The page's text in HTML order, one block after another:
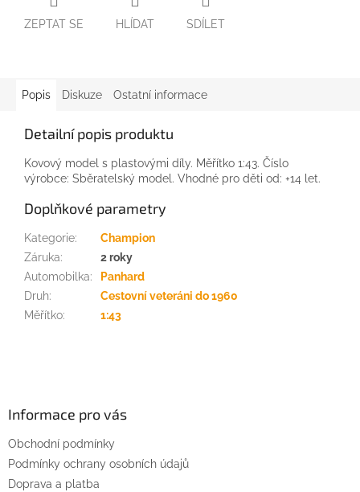
ZEPTAT SE HLÍDAT SDÍLET
Popis Diskuze Ostatní informace
Detailní popis produktu
Kovový model s plastovými díly. Měřítko 1:43. Číslo
výrobce: Sběratelský model. Vhodné pro děti od: +14 let.
Doplňkové parametry
Kategorie:
Champion
Záruka:
2 roky
Automobilka:
Panhard
Druh:
Cestovní veteráni do 1960
Měřítko: 1:43
Informace pro vás
Obchodní podmínky
Podmínky ochrany osobních údajů
Doprava a platba